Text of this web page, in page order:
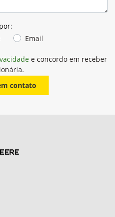
Email
e concordo em receber
contato